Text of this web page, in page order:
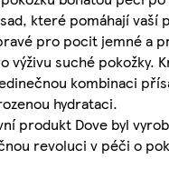
které pomáhají vaší
pro pocit jemné a
suché pokožky.
kombinaci
hydrataci.
produkt Dove byl
revoluci v péči o